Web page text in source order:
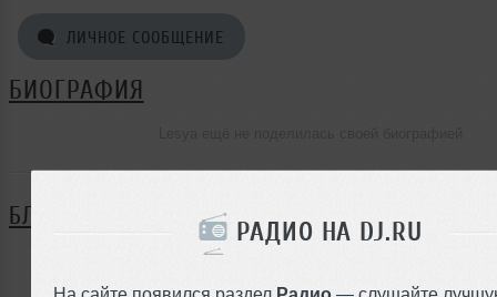
РАДИО НА DJ.RU
На сайте появился раздел Радио — слушайте
ЛИЧНОЕ СООБЩЕНИЕ
БИОГРАФИЯ
БЛОГ